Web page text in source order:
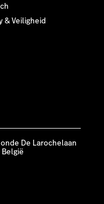
& Veiligheid
De Larochelaan